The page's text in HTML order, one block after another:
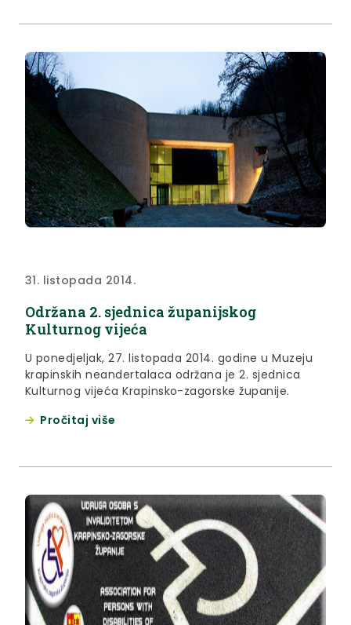
31. listopada 2014.
Održana 2. sjednica županijskog
Kulturnog vijeća
U ponedjeljak, 27. listopada 2014. godine u Muzeju
krapinskih neandertalaca održana je 2. sjednica
Kulturnog vijeća Krapinsko-zagorske županije.
Pročitaj više